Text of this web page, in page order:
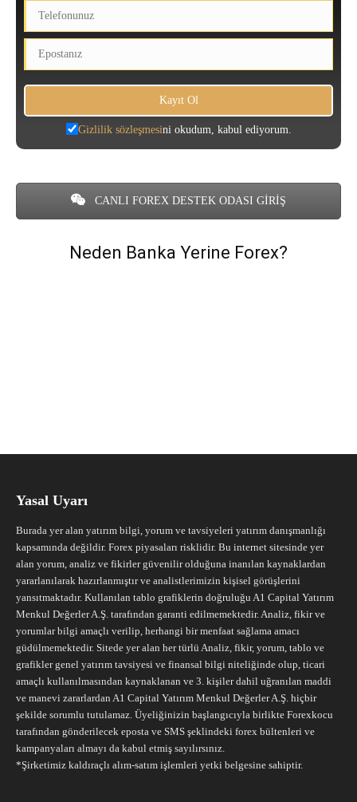
Gizlilik sözleşmesini okudum, kabul ediyorum.
CANLI FOREX DESTEK ODASI GİRİŞ
Neden Banka Yerine Forex?
Yasal Uyarı
Burada yer alan yatırım bilgi, yorum ve tavsiyeleri yatırım danışmanlığı
kapsamında değildir. Forex piyasaları risklidir. Bu internet sitesinde yer
alan yorum, analiz ve fikirler güvenilir olduğuna inanılan kaynaklardan
yararlanılarak hazırlanmıştır ve analistlerimizin kişisel görüşlerini
yansıtmaktadır. Kullanılan tablo grafiklerin doğruluğu A1 Capital Yatırım
Menkul Değerler A.Ş. tarafından garanti edilmemektedir. Analiz, fikir ve
yorumlar bilgi amaçlı verilip, herhangi bir menfaat sağlama amacı
güdülmemektedir. Sitede yer alan her türlü Analiz, fikir, yorum, tablo ve
grafikler genel yatırım tavsiyesi ve finansal bilgi niteliğinde olup, ticari
amaçlı kullanılmasından kaynaklanan ve 3. kişiler dahil uğranılan maddi
ve manevi zararlardan A1 Capital Yatırım Menkul Değerler A.Ş. hiçbir
şekilde sorumlu tutulamaz. Üyeliğinizin başlangıcıyla birlikte Forexkocu
tarafından gönderilecek eposta ve SMS şeklindeki forex bültenleri ve
kampanyaları almayı da kabul etmiş sayılırsınız.
*Şirketimiz kaldıraçlı alım-satım işlemleri yetki belgesine sahiptir.